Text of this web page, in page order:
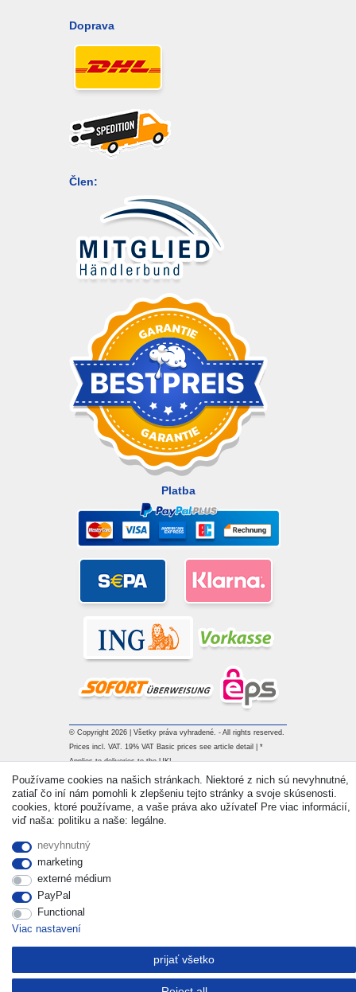
Doprava
Člen:
Platba
© Copyright 2026 | Všetky práva vyhradené. - All rights reserved.
Prices incl. VAT. 19% VAT Basic prices see article detail | *
Applies to deliveries to the UK!
Používame cookies na našich stránkach. Niektoré z nich sú nevyhnutné,
zatiaľ čo iní nám pomohli k zlepšeniu tejto stránky a svoje skúsenosti.
cookies, ktoré používame, a vaše práva ako užívateľ Pre viac informácií,
viď naša: politiku a naše: legálne.
nevyhnutný
marketing
externé médium
PayPal
Functional
Viac nastavení
prijať všetko
Withdraw from contract here Kontakt